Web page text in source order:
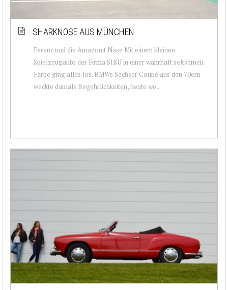
SHARKNOSE AUS MÜNCHEN
Ferenc und die Amazonit Nase Mit einem kleinen
Spielzeugauto der Firma SIKU in einer wahrhaft seltsamen
Farbe ging alles los. BMWs Sechser Coupé aus den 70ern
weckte damals Begehrlichkeiten, heute we...